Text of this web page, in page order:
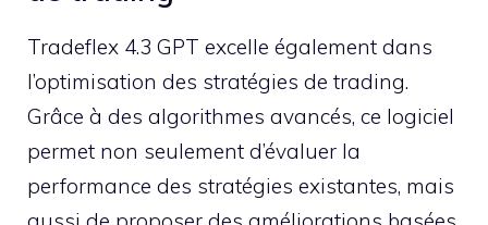
Tradeflex 4.3 GPT excelle également dans
l’optimisation des stratégies de trading.
Grâce à des algorithmes avancés, ce logiciel
permet non seulement d’évaluer la
performance des stratégies existantes, mais